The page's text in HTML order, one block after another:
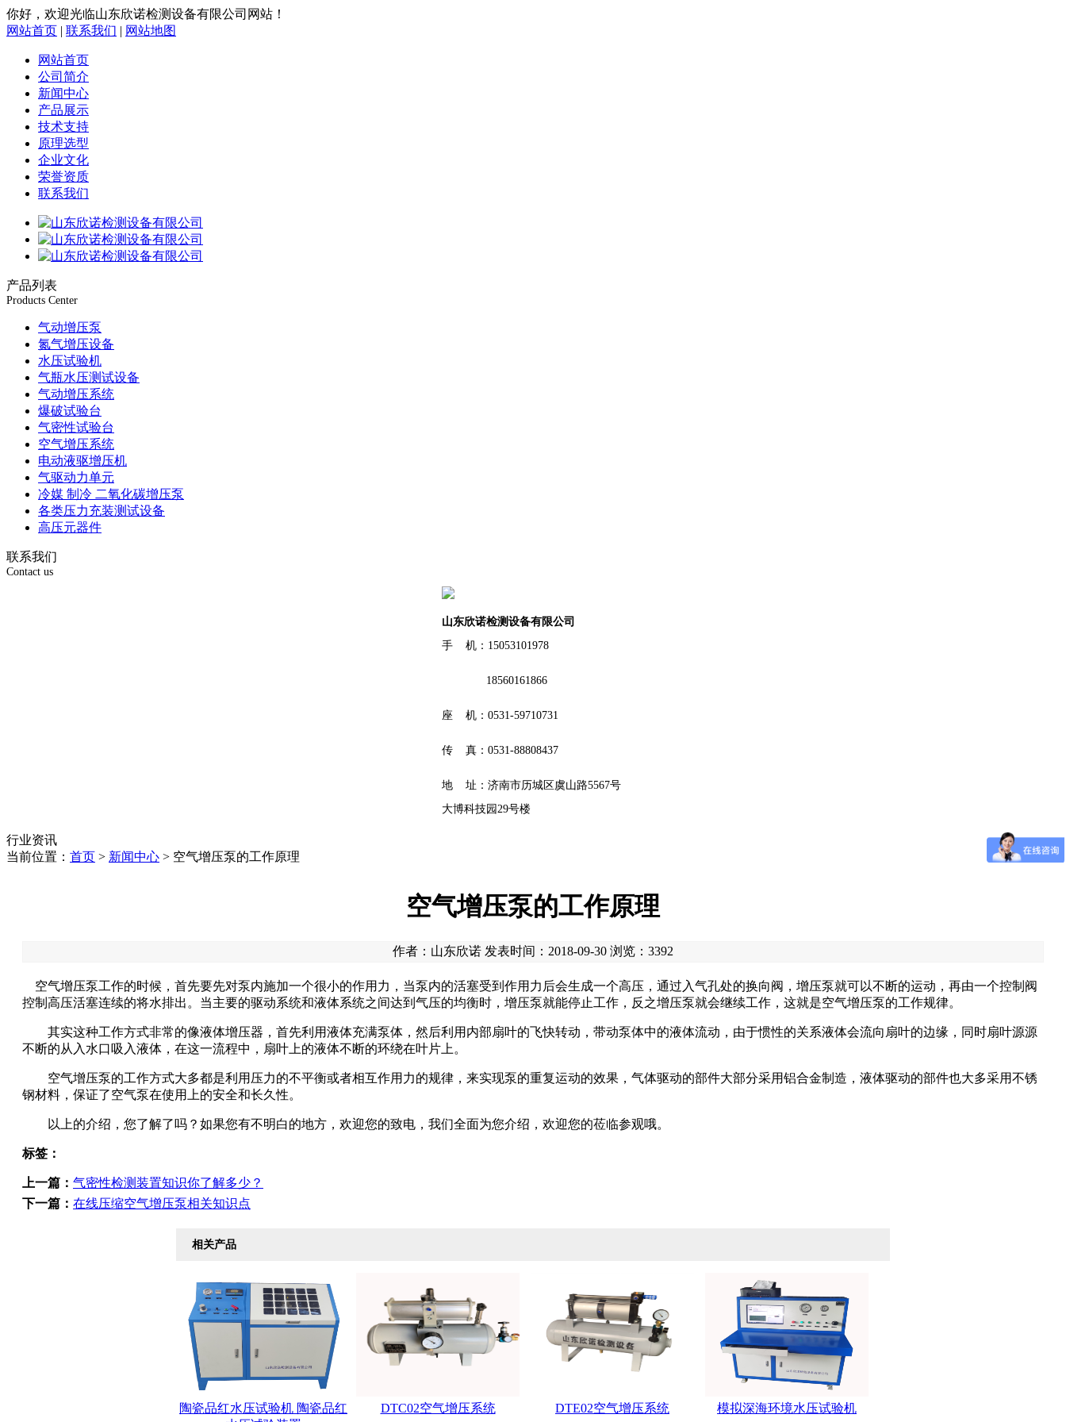
你好，欢迎光临山东欣诺检测设备有限公司网站！
网站首页 | 联系我们 | 网站地图
网站首页
公司简介
新闻中心
产品展示
技术支持
原理选型
企业文化
荣誉资质
联系我们
产品列表
Products Center
气动增压泵
氮气增压设备
水压试验机
气瓶水压测试设备
气动增压系统
爆破试验台
气密性试验台
空气增压系统
电动液驱增压机
气驱动力单元
冷媒 制冷 二氧化碳增压泵
各类压力充装测试设备
高压元器件
联系我们
Contact us
山东欣诺检测设备有限公司
手 机：15053101978
18560161866
座 机：0531-59710731
传 真：0531-88808437
地 址：济南市历城区虞山路5567号
大博科技园29号楼
行业资讯
当前位置： 首页 > 新闻中心 > 空气增压泵的工作原理
空气增压泵的工作原理
作者：山东欣诺 发表时间：2018-09-30 浏览： 3392
空气增压泵工作的时候，首先要先对泵内施加一个很小的作用力，当泵内的活塞受到作用力后会生成一个高压，通过入气孔处的换向阀，增压泵就可以不断的运动，再由一个控制阀
控制高压活塞连续的将水排出。当主要的驱动系统和液体系统之间达到气压的均衡时，增压泵就能停止工作，反之增压泵就会继续工作，这就是空气增压泵的工作规律。
其实这种工作方式非常的像液体增压器，首先利用液体充满泵体，然后利用内部扇叶的飞快转动，带动泵体中的液体流动，由于惯性的关系液体会流向扇叶的边缘，同时扇叶源源
不断的从入水口吸入液体，在这一流程中，扇叶上的液体不断的环绕在叶片上。
空气增压泵的工作方式大多都是利用压力的不平衡或者相互作用力的规律，来实现泵的重复运动的效果，气体驱动的部件大部分采用铝合金制造，液体驱动的部件也大多采用不锈
钢材料，保证了空气泵在使用上的安全和长久性。
以上的介绍，您了解了吗？如果您有不明白的地方，欢迎您的致电，我们全面为您介绍，欢迎您的莅临参观哦。
标签：
上一篇： 气密性检测装置知识你了解多少？
下一篇： 在线压缩空气增压泵相关知识点
相关产品
陶瓷品红水压试验机 陶瓷品红
DTC02空气增压系统 DTE02空气增压系统 模拟深海环境水压试验机